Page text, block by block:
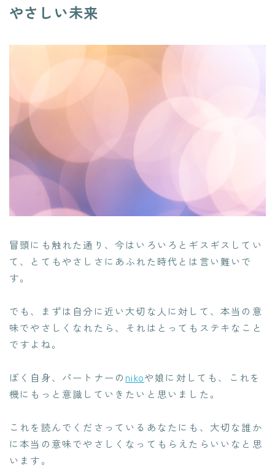
やさしい未来
冒頭にも触れた通り、今はいろいろとギスギスしてい
て、とてもやさしさにあふれた時代とは言い難いで
す。
でも、まずは自分に近い大切な人に対して、本当の意
味でやさしくなれたら、それはとってもステキなこと
ですよね。
ぼく自身、パートナーの nikoや娘に対しても、これを
機にもっと意識していきたいと思いました。
これを読んでくださっているあなたにも、大切な誰か
に本当の意味でやさしくなってもらえたらいいなと思
います。